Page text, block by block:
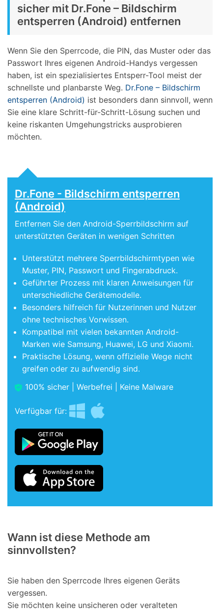
sicher mit Dr.Fone – Bildschirm
entsperren (Android) entfernen
Wenn Sie den Sperrcode, die PIN, das Muster oder das
Passwort Ihres eigenen Android-Handys vergessen
haben, ist ein spezialisiertes Entsperr-Tool meist der
schnellste und planbarste Weg. Dr.Fone – Bildschirm
entsperren (Android) ist besonders dann sinnvoll, wenn
Sie eine klare Schritt-für-Schritt-Lösung suchen und
keine riskanten Umgehungstricks ausprobieren
möchten.
Dr.Fone - Bildschirm entsperren
(Android)
Entfernen Sie den Android-Sperrbildschirm auf
unterstützten Geräten in wenigen Schritten
Unterstützt mehrere Sperrbildschirmtypen wie
Muster, PIN, Passwort und Fingerabdruck.
Geführter Prozess mit klaren Anweisungen für
unterschiedliche Gerätemodelle.
Besonders hilfreich für Nutzerinnen und Nutzer
ohne technisches Vorwissen.
Kompatibel mit vielen bekannten Android-
Marken wie Samsung, Huawei, LG und Xiaomi.
Praktische Lösung, wenn offizielle Wege nicht
greifen oder zu aufwendig sind.
100% sicher | Werbefrei | Keine Malware
Verfügbar für:
Wann ist diese Methode am
sinnvollsten?
Sie haben den Sperrcode Ihres eigenen Geräts
vergessen.
Sie möchten keine unsicheren oder veralteten